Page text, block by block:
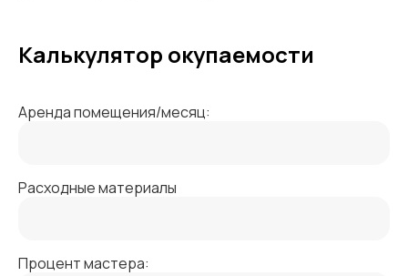
Калькулятор окупаемости
Аренда помещения/месяц:
Расходные материалы
Процент мастера: